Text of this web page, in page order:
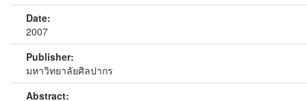
Date:
2007
Publisher:
มหาวิทยาลัยศิลปากร
Abstract: